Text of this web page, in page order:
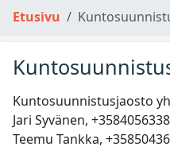
Etusivu
Kuntosuunnistusjaosto
Jari Syvänen,
Teemu Tankka,